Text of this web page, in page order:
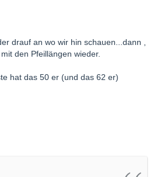
drauf an wo wir hin schauen...dann ,
den Pfeillängen wieder.
hat das 50 er (und das 62 er)